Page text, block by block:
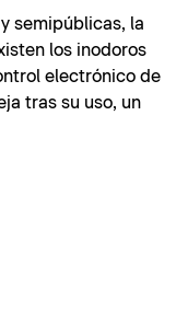
semipúblicas, la
los inodoros
electrónico de
tras su uso, un